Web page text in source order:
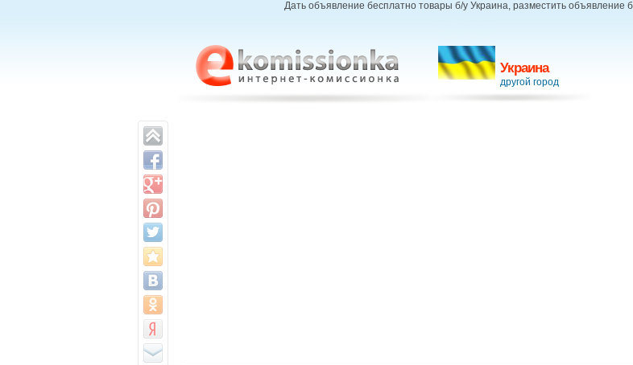
Дать объявление бесплатно товары б/у Украина, разместить объявление
Украина
другой город